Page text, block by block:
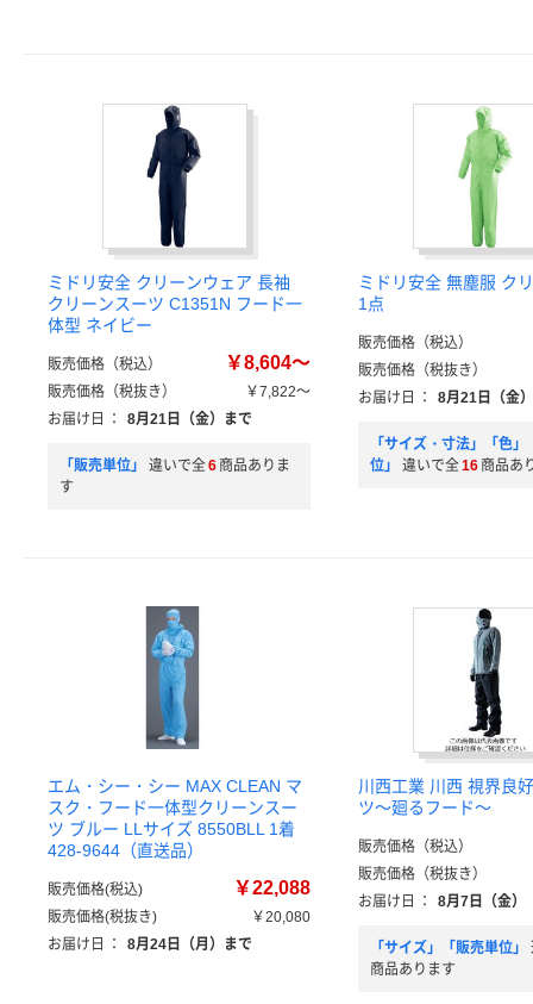
ミドリ安全 クリーンウェア 長袖
クリーンスーツ C1351N フード一
体型 ネイビー
販売価格（税込） ￥8,604～
販売価格（税抜き）
￥7,822～
お届け日
： 8月21日（金）まで
「販売単位」 違いで全6 商品ありま
す
ミドリ安全 無塵服 ク
1点
販売価格（税込）
販売価格（税抜き）
お届け日
： 8月21日（金
「サイズ・寸法」「色」
位」
違いで全16 商品あ
エム・シー・シー MAX CLEAN マ
スク・フード一体型クリーンスー
ツ ブルー LLサイズ 8550BLL 1着
428-9644（直送品）
販売価格(税込) ￥22,088
販売価格(税抜き)
￥20,080
お届け日
： 8月24日（月）まで
川西工業 川西 視界良
ツ～廻るフード～
販売価格（税込）
販売価格（税抜き）
お届け日
： 8月7日（金）
「サイズ」「販売単位」
商品あります